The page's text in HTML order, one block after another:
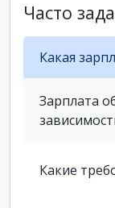
Часто
Какая
Зарплата
Какие